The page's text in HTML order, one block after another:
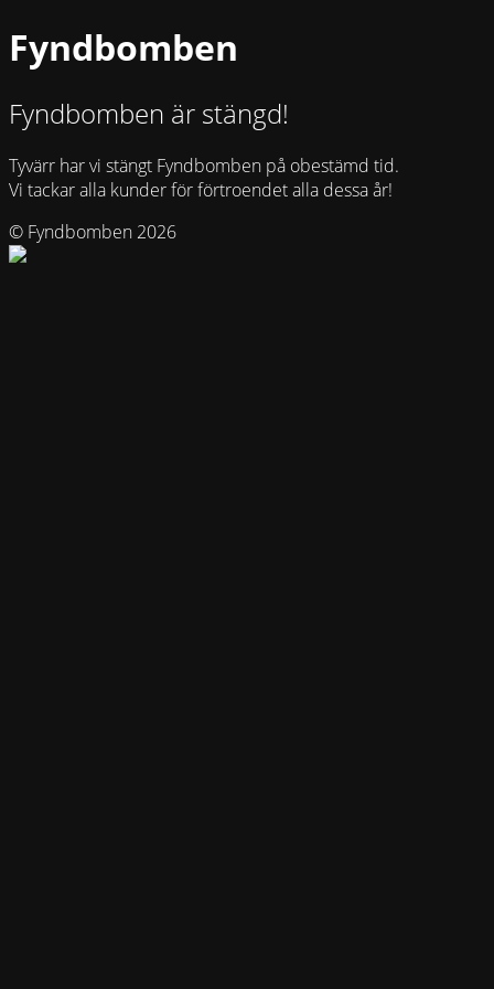
Fyndbomben
Fyndbomben är stängd!
Tyvärr har vi stängt Fyndbomben på obestämd tid.
Vi tackar alla kunder för förtroendet alla dessa år!
© Fyndbomben 2026